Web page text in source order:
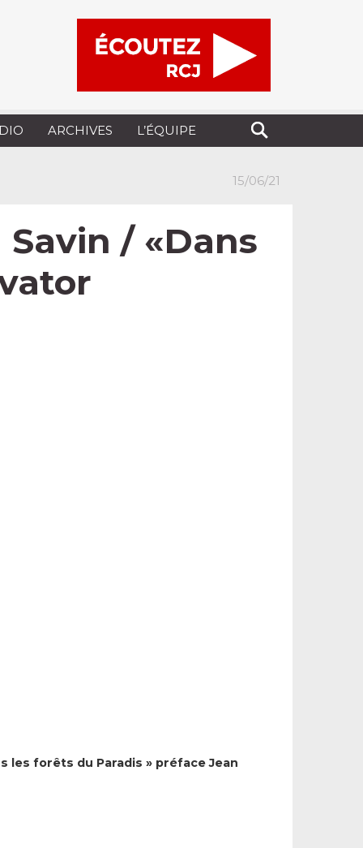
ARCHIVES L’ÉQUIPE
15/06/21
/ «Dans
les forêts du Paradis » préface Jean